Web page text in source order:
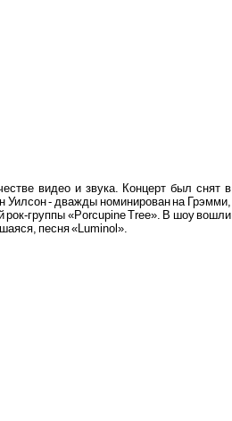
видео и звука. Концерт был снят в
Уилсон - дважды номинирован на Грэмми,
рок-группы «Porcupine Tree». В шоу вошли
песня «Luminol».